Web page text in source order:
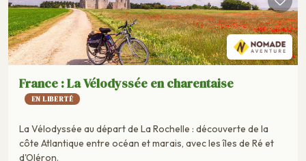
France : La Vélodyssée en charentaise
EN LIBERTÉ
La Vélodyssée au départ de La Rochelle : découverte de la
côte Atlantique entre océan et marais, avec les îles de Ré et
d'Oléron.